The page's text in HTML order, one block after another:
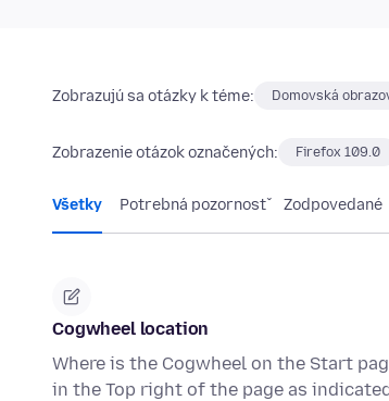
Zobrazujú sa otázky k téme: Domovská
Zobrazenie otázok označených: Firefox 109.0
Všetky Potrebná pozornosť Zodpovedané
Cogwheel location
Where is the Cogwheel on the Start
in the Top right of the page as